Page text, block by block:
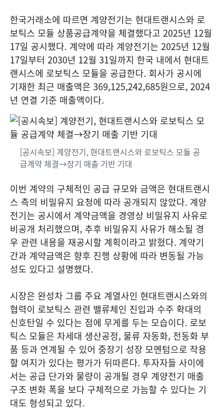
한국거래소에 따르면 계양전기는 현대트랜시스와 로
보틱스 모듈 상품공급계약을 체결했다고 2025년 12월
17일 공시했다. 계약에 따라 계양전기는 2025년 12월
17일부터 2030년 12월 31일까지 한국 내에서 현대트
랜시스에 로보틱스 모듈을 공급한다. 회사가 공시에
기재한 최근 매출액은 369,125,242,685원으로, 2024
년 연결 기준 매출액이다.
[공시속보] 계양전기, 현대트랜시스와 로보틱스 모듈 공
급계약 체결→장기 매출 기반 기대
이번 계약의 구체적인 공급 규모와 금액은 현대트랜시
스 측의 비밀유지 요청에 따라 공개되지 않았다. 계양
전기는 공시에서 계약금액을 경영상 비밀유지 사유로
비공개 처리했으며, 추후 비밀유지 사유가 해소될 경
우 관련 내용을 재공시할 계획이라고 밝혔다. 계약기
간과 계약금액은 향후 진행 상황에 따라 변동될 가능
성도 있다고 설명했다.
시장은 완성차 그룹 주요 계열사인 현대트랜시스와의
협력이 로보틱스 관련 밸류체인 진입과 수주 확대의
신호탄일 수 있다는 점에 무게를 두는 모습이다. 로보
틱스 모듈은 차세대 생산공정, 물류 자동화, 전동화 부
품 등과 연계될 수 있어 중장기 성장 모멘텀으로 작용
할 여지가 있다는 평가가 뒤따른다. 투자자들 사이에
서는 공급 단가와 물량이 공개될 경우 계양전기 매출
구조 변화 폭을 보다 구체적으로 가늠할 수 있다는 기
대도 형성되고 있다.